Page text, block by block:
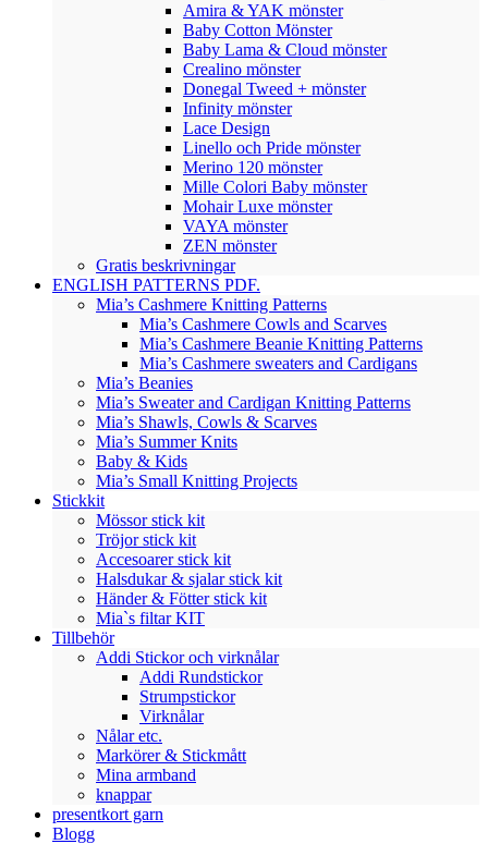
Amira & YAK mönster
Baby Cotton Mönster
Baby Lama & Cloud mönster
Crealino mönster
Donegal Tweed + mönster
Infinity mönster
Lace Design
Linello och Pride mönster
Merino 120 mönster
Mille Colori Baby mönster
Mohair Luxe mönster
VAYA mönster
ZEN mönster
Gratis beskrivningar
ENGLISH PATTERNS PDF.
Mia’s Cashmere Knitting Patterns
Mia’s Cashmere Cowls and Scarves
Mia’s Cashmere Beanie Knitting Patterns
Mia’s Cashmere sweaters and Cardigans
Mia’s Beanies
Mia’s Sweater and Cardigan Knitting Patterns
Mia’s Shawls, Cowls & Scarves
Mia’s Summer Knits
Baby & Kids
Mia’s Small Knitting Projects
Stickkit
Mössor stick kit
Tröjor stick kit
Accesoarer stick kit
Halsdukar & sjalar stick kit
Händer & Fötter stick kit
Mia`s filtar KIT
Tillbehör
Addi Stickor och virknålar
Addi Rundstickor
Strumpstickor
Virknålar
Nålar etc.
Markörer & Stickmått
Mina armband
knappar
presentkort garn
Blogg